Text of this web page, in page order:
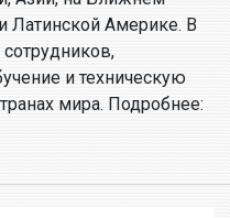
Латинской Америке. В
и техническую
мира. Подробнее: